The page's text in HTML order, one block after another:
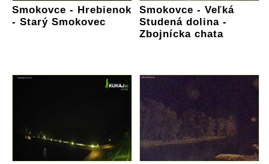
Smokovce - Hrebienok
- Starý Smokovec
Smokovce - Veľká
Studená dolina -
Zbojnícka chata